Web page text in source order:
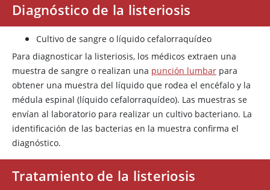
Diagnóstico de la listeriosis
Cultivo de sangre o líquido cefalorraquídeo
Para diagnosticar la listeriosis, los médicos extraen una
muestra de sangre o realizan una punción lumbar para
obtener una muestra del líquido que rodea el encéfalo y la
médula espinal (líquido cefalorraquídeo). Las muestras se
envían al laboratorio para realizar un cultivo bacteriano. La
identificación de las bacterias en la muestra confirma el
diagnóstico.
Tratamiento de la listeriosis